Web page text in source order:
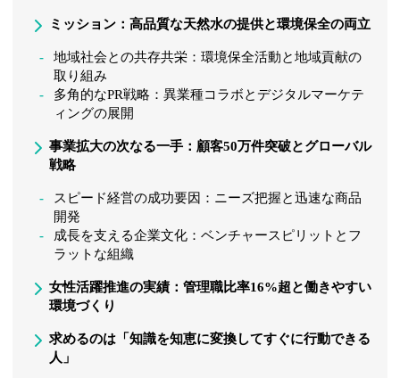
ミッション：高品質な天然水の提供と環境保全の両立
地域社会との共存共栄：環境保全活動と地域貢献の
取り組み
多角的なPR戦略：異業種コラボとデジタルマーケテ
ィングの展開
事業拡大の次なる一手：顧客50万件突破とグローバル
戦略
スピード経営の成功要因：ニーズ把握と迅速な商品
開発
成長を支える企業文化：ベンチャースピリットとフ
ラットな組織
女性活躍推進の実績：管理職比率16%超と働きやすい
環境づくり
求めるのは「知識を知恵に変換してすぐに行動できる
人」